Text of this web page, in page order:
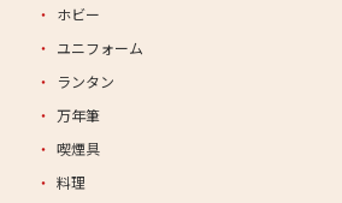
ホビー
ユニフォーム
ランタン
万年筆
喫煙具
料理